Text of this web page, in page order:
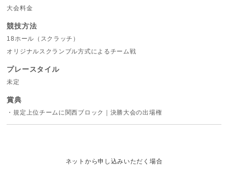
大会料金
競技方法
18ホール（スクラッチ）
オリジナルスクランブル方式によるチーム戦
プレースタイル
未定
賞典
・規定上位チームに関西ブロック｜決勝大会の出場権
ネットから申し込みいただく場合